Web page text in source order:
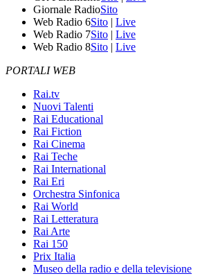
Giornale RadioSito
Web Radio 6Sito | Live
Web Radio 7Sito | Live
Web Radio 8Sito | Live
PORTALI WEB
Rai.tv
Nuovi Talenti
Rai Educational
Rai Fiction
Rai Cinema
Rai Teche
Rai International
Rai Eri
Orchestra Sinfonica
Rai World
Rai Letteratura
Rai Arte
Rai 150
Prix Italia
Museo della radio e della televisione